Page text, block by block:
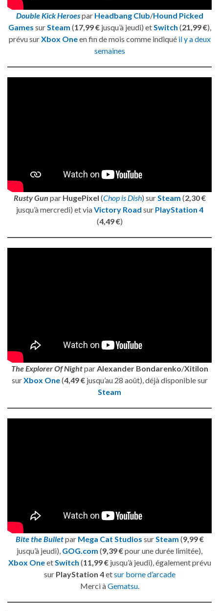
Double Kick Heroespar Headbang Club/Hound Picked
Games sur Steam (17,99 €jusqu’à jeudi) et Switch (21,99 €),
prévu surXbox Oneen fin de mois comme indiqué il y a deux
semaines
Rusty Gun par HugePixel (Chop is Dish) surSteam (2,30 €
jusqu’à mercredi) et viaVictory Road sur PlayStation 4
(4,49 €)
The Explorer Of NightparAlexander Bondarenko/Xitilon
surXbox One(4,49 €jusqu’au 28 août), déjà disponible sur
Steam
Bite the Bulletpar Mega Cat Studios surSteam (9,99 €
jusqu’à jeudi), GOG.com (9,39 €pour une durée limitée),
Xbox OneetSwitch (11,99 €jusqu’à jeudi), également prévu
sur PlayStation 4etsur borne d’arcade
Merci àGematsu.